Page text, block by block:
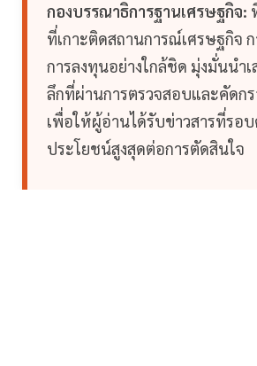
กองบรรณาธิการฐานเศรษฐกิจ:
ที่เกาะติดสถานการณ์เศรษฐกิจ ก
การลงทุนอย่างใกล้ชิด มุ่งมั่นนำ
ลึกที่ผ่านการตรวจสอบและคัดก
เพื่อให้ผู้อ่านได้รับข่าวสารที่รอ
ประโยชน์สูงสุดต่อการตัดสินใจ